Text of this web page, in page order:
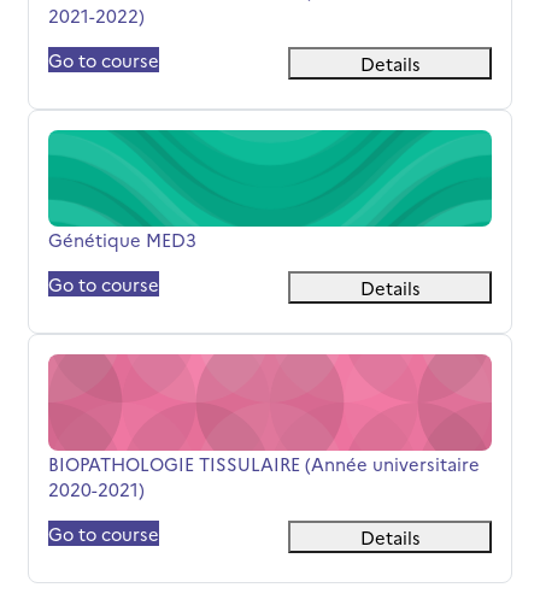
2021-2022)
Go to course
Details
Génétique MED3
Titolo del corso
Génétique MED3
Go to course
Details
BIOPATHOLOGIE TISSULAIRE (Année universitaire 2020-
Titolo del corso
BIOPATHOLOGIE TISSULAIRE (Année universitaire
2020-2021)
Go to course
Details